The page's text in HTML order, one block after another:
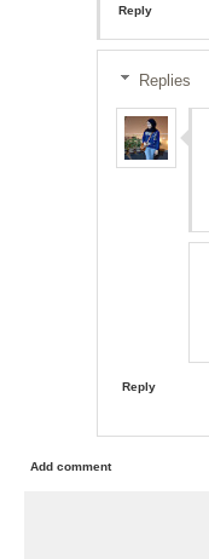
Reply
Replies
Reply
Add comment